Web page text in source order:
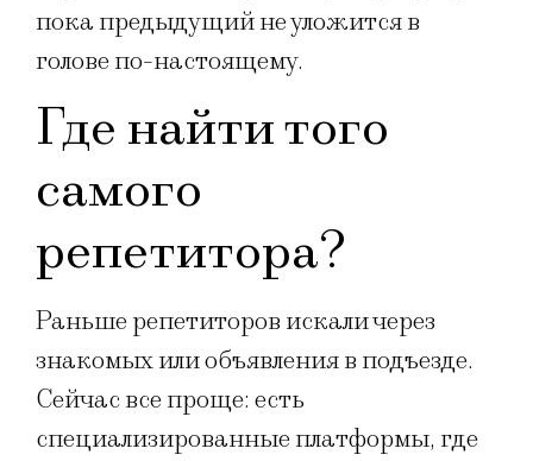
пока предыдущий не уложится в
голове по-настоящему.
Где найти того
самого
репетитора?
Раньше репетиторов искали через
знакомых или объявления в подъезде.
Сейчас все проще: есть
специализированные платформы, где